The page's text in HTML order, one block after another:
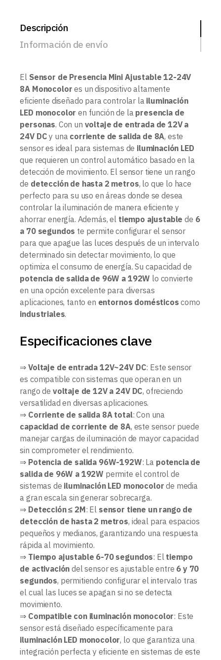
Descripción
Información de envío
El Sensor de Presencia Mini Ajustable 12-24V
8A Monocolor es un dispositivo altamente
eficiente diseñado para controlar la iluminación
LED monocolor en función de la presencia de
personas. Con un voltaje de entrada de 12V a
24V DC y una corriente de salida de 8A, este
sensor es ideal para sistemas de iluminación LED
que requieren un control automático basado en la
detección de movimiento. El sensor tiene un rango
de detección de hasta 2 metros, lo que lo hace
perfecto para su uso en áreas donde se desea
controlar la iluminación de manera eficiente y
ahorrar energía. Además, el tiempo ajustable de 6
a 70 segundos te permite configurar el sensor
para que apague las luces después de un intervalo
determinado sin detectar movimiento, lo que
optimiza el consumo de energía. Su capacidad de
potencia de salida de 96W a 192W lo convierte
en una opción excelente para diversas
aplicaciones, tanto en entornos domésticos como
industriales.
Especificaciones clave
⇒ Voltaje de entrada 12V~24V DC: Este sensor
es compatible con sistemas que operan en un
rango de voltaje de 12V a 24V DC, ofreciendo
versatilidad en diversas aplicaciones.
⇒ Corriente de salida 8A total: Con una
capacidad de corriente de 8A, este sensor puede
manejar cargas de iluminación de mayor capacidad
sin comprometer el rendimiento.
⇒ Potencia de salida 96W-192W: La potencia de
salida de 96W a 192W permite el control de
sistemas de iluminación LED monocolor de media
a gran escala sin generar sobrecarga.
⇒ Detección ≤ 2M: El sensor tiene un rango de
detección de hasta 2 metros, ideal para espacios
pequeños y medianos, garantizando una respuesta
rápida al movimiento.
⇒ Tiempo ajustable 6-70 segundos: El tiempo
de activación del sensor es ajustable entre 6 y 70
segundos, permitiendo configurar el intervalo tras
el cual las luces se apagan si no se detecta
movimiento.
⇒ Compatible con iluminación monocolor: Este
sensor está diseñado específicamente para
iluminación LED monocolor, lo que garantiza una
integración perfecta y eficiente en sistemas de este